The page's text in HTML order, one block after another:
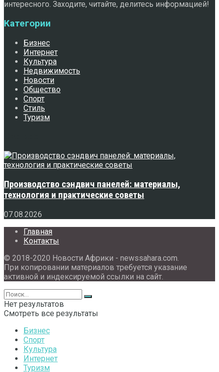
интересного. Заходите, читайте, делитесь информацией!
Категории
Бизнес
Интернет
Культура
Недвижимость
Новости
Общество
Спорт
Стиль
Туризм
Производство сэндвич панелей: материалы,
технология и практические советы
07.08.2026
Главная
Контакты
© 2018-2020 Новости Африки - newssahara.com.
При копировании материалов требуется указание
активной и индексируемой ссылки на сайт.
Нет результатов
Смотреть все результаты
Бизнес
Спорт
Культура
Интернет
Туризм